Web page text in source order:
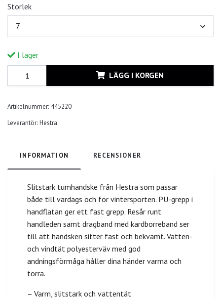
Storlek
7
I lager
LÄGG I KORGEN
Artikelnummer: 445220
Leverantör: Hestra
INFORMATION RECENSIONER
Slitstark tumhandske från Hestra som passar
både till vardags och för vintersporten. PU-grepp i
handflatan ger ett fast grepp. Resår runt
handleden samt dragband med kardborreband ser
till att handsken sitter fast och bekvämt. Vatten-
och vindtät polyesterväv med god
andningsförmåga håller dina händer varma och
torra.
– Varm, slitstark och vattentät